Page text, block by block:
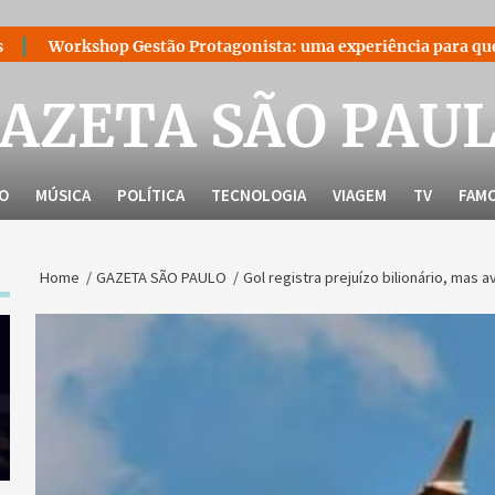
Gestão Protagonista: uma experiência para quem decidiu
SÃO
MÚSICA POLÍTICA TECNOLOGIA VIAGEM TV
Home GAZETA SÃO PAULO Gol registra prejuízo bilionário, mas